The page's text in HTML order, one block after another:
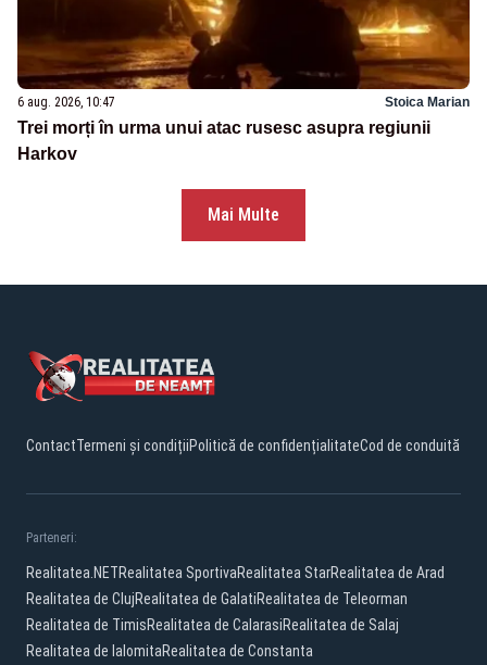
6 aug. 2026, 10:47 Stoica Marian
Trei morți în urma unui atac rusesc asupra regiunii
Harkov
Mai Multe
ContactTermeni și condițiiPolitică de confidențialitateCod de conduită
Parteneri:
Realitatea.NETRealitatea SportivaRealitatea StarRealitatea de Arad
Realitatea de ClujRealitatea de GalatiRealitatea de Teleorman
Realitatea de TimisRealitatea de CalarasiRealitatea de Salaj
Realitatea de IalomitaRealitatea de Constanta